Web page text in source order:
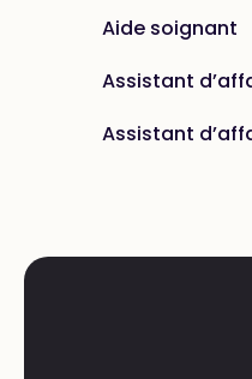
Aide soignant
Assistant
Assistant